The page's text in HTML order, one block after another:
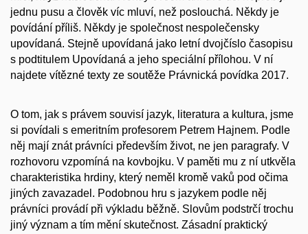
jednu pusu a člověk víc mluví, než poslouchá. Někdy je
povídání příliš. Někdy je společnost nespolečensky
upovídaná. Stejně upovídaná jako letní dvojčíslo časopisu
s podtitulem Upovídaná a jeho speciální přílohou. V ní
najdete vítězné texty ze soutěže Právnická povídka 2017.
O tom, jak s právem souvisí jazyk, literatura a kultura, jsme
si povídali s emeritním profesorem Petrem Hajnem. Podle
něj mají znát právníci především život, ne jen paragrafy. V
rozhovoru vzpomíná na kovbojku. V paměti mu z ní utkvěla
charakteristika hrdiny, který neměl kromě vaků pod očima
jiných zavazadel. Podobnou hru s jazykem podle něj
právníci provádí při výkladu běžně. Slovům podstrčí trochu
jiný význam a tím mění skutečnost. Zásadní praktický